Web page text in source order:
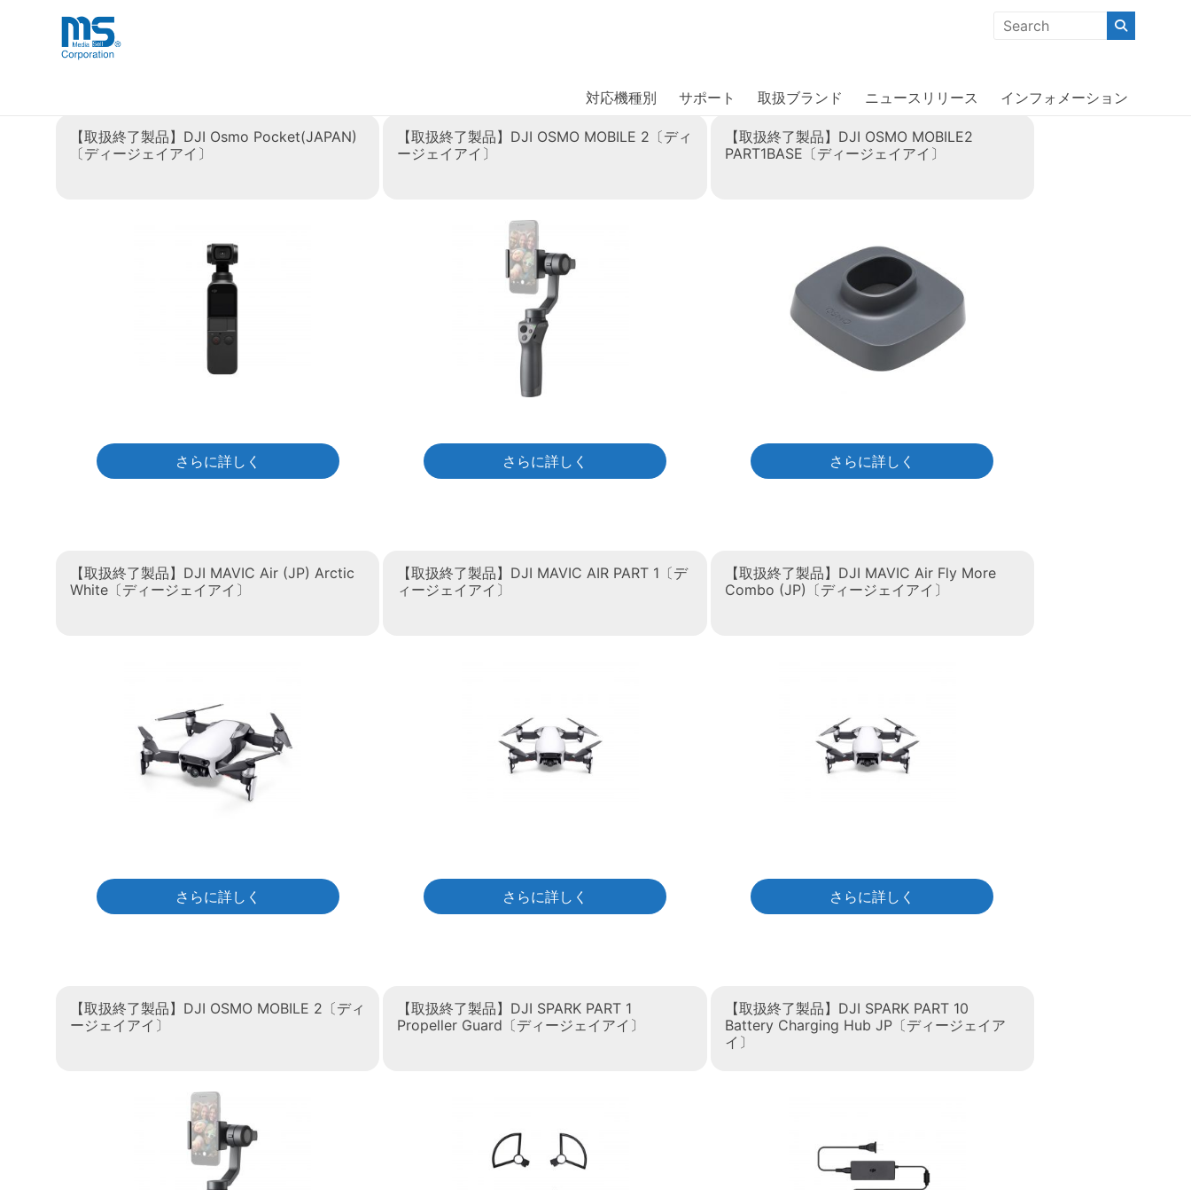
海外事業部が取り揃えている海外輸入商品には、日本では珍しい「海外ブランド」をはじめ「ユニークな商品」「機能的な商品」「コストパフォーマンスの高い商
対応機種別 サポート 取扱ブランド ニュースリリース インフォメーション
【取扱終了製品】DJI Osmo Pocket(JAPAN)
〔ディージェイアイ〕
さらに詳しく
【取扱終了製品】DJI OSMO MOBILE 2〔ディ
ージェイアイ〕
さらに詳しく
【取扱終了製品】DJI OSMO MOBILE2
PART1BASE〔ディージェイアイ〕
さらに詳しく
【取扱終了製品】DJI MAVIC Air (JP) Arctic
White〔ディージェイアイ〕
さらに詳しく
【取扱終了製品】DJI MAVIC AIR PART 1〔デ
ィージェイアイ〕
さらに詳しく
【取扱終了製品】DJI MAVIC Air Fly More
Combo (JP)〔ディージェイアイ〕
さらに詳しく
【取扱終了製品】DJI OSMO MOBILE 2〔ディ
ージェイアイ〕
【取扱終了製品】DJI SPARK PART 1
Propeller Guard〔ディージェイアイ〕
【取扱終了製品】DJI SPARK PART 10
Battery Charging Hub JP〔ディージェイア
イ〕